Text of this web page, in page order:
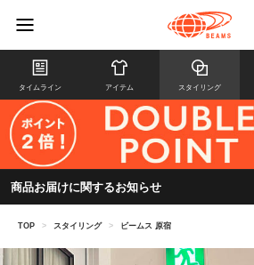
タイムライン アイテム スタイリング
商品お届けに関するお知らせ
TOP > スタイリング > ビームス 原宿